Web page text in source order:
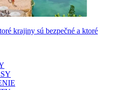
krajiny sú bezpečné a ktoré